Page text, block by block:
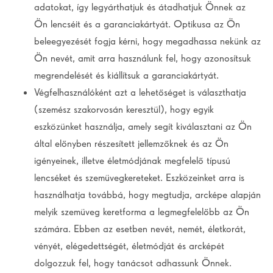
adatokat, így legyárthatjuk és átadhatjuk Önnek az
Ön lencséit és a garanciakártyát. Optikusa az Ön
beleegyezését fogja kérni, hogy megadhassa nekünk az
Ön nevét, amit arra használunk fel, hogy azonosítsuk
megrendelését és kiállítsuk a garanciakártyát.
Végfelhasználóként azt a lehetőséget is választhatja
(szemész szakorvosán keresztül), hogy egyik
eszközünket használja, amely segít kiválasztani az Ön
által előnyben részesített jellemzőknek és az Ön
igényeinek, illetve életmódjának megfelelő típusú
lencséket és szemüvegkereteket. Eszközeinket arra is
használhatja továbbá, hogy megtudja, arcképe alapján
melyik szemüveg keretforma a legmegfelelőbb az Ön
számára. Ebben az esetben nevét, nemét, életkorát,
vényét, elégedettségét, életmódját és arcképét
dolgozzuk fel, hogy tanácsot adhassunk Önnek.